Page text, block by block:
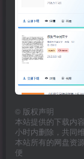
© 版权声明
本站提供的下载内
小时内删除，共同
本站所有的网盘资
便